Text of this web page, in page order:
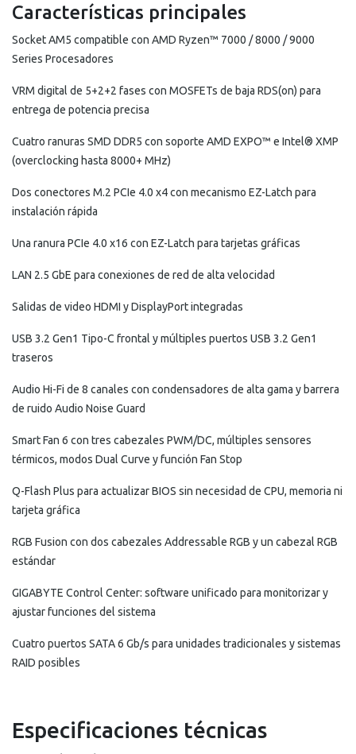
Características principales
Socket AM5 compatible con AMD Ryzen™ 7000 / 8000 / 9000
Series Procesadores
VRM digital de 5+2+2 fases con MOSFETs de baja RDS(on) para
entrega de potencia precisa
Cuatro ranuras SMD DDR5 con soporte AMD EXPO™ e Intel® XMP
(overclocking hasta 8000+ MHz)
Dos conectores M.2 PCIe 4.0 x4 con mecanismo EZ-Latch para
instalación rápida
Una ranura PCIe 4.0 x16 con EZ-Latch para tarjetas gráficas
LAN 2.5 GbE para conexiones de red de alta velocidad
Salidas de video HDMI y DisplayPort integradas
USB 3.2 Gen1 Tipo-C frontal y múltiples puertos USB 3.2 Gen1
traseros
Audio Hi-Fi de 8 canales con condensadores de alta gama y barrera
de ruido Audio Noise Guard
Smart Fan 6 con tres cabezales PWM/DC, múltiples sensores
térmicos, modos Dual Curve y función Fan Stop
Q-Flash Plus para actualizar BIOS sin necesidad de CPU, memoria ni
tarjeta gráfica
RGB Fusion con dos cabezales Addressable RGB y un cabezal RGB
estándar
GIGABYTE Control Center: software unificado para monitorizar y
ajustar funciones del sistema
Cuatro puertos SATA 6 Gb/s para unidades tradicionales y sistemas
RAID posibles
Especificaciones técnicas